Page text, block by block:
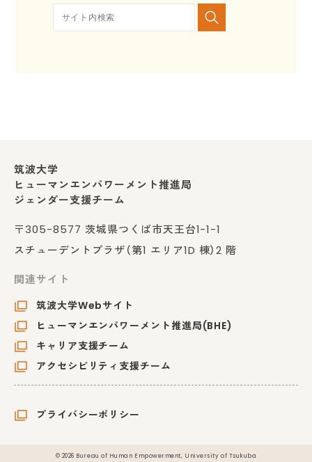
筑波大学
ヒューマンエンパワーメント推進局
ジェンダー支援チーム
〒305-8577 茨城県つくば市天王台1-1-1
スチューデントプラザ（第1 エリア1D 棟）2 階
関連サイト
筑波大学Webサイト
ヒューマンエンパワーメント推進局(BHE)
キャリア支援チーム
アクセシビリティ支援チーム
プライバシーポリシー
© 2026 Bureau of Human Empowerment, University of Tsukuba